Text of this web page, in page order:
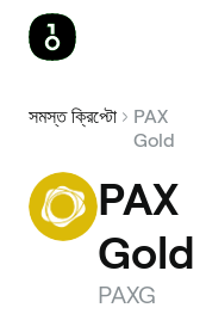
সমস্ত ক্রিপ্টো
PAX
Gold
PAX
Gold
PAXG